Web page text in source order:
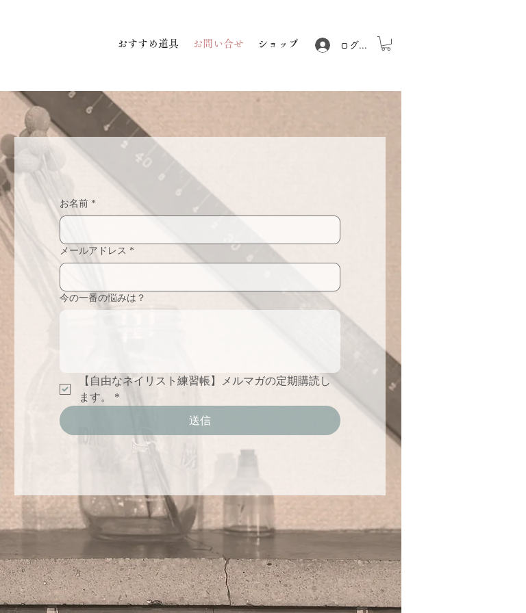
おすすめ道具 お問い合せ ショップ ログイン
お名前 *
メールアドレス *
今の一番の悩みは？
【自由なネイリスト練習帳】メルマガの定期購読し
ます。
*
送信